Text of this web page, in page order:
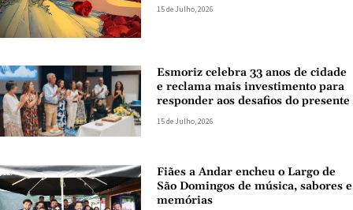
15 de Julho, 2026
Esmoriz celebra 33 anos de cidade
e reclama mais investimento para
responder aos desafios do presente
15 de Julho, 2026
Fiães a Andar encheu o Largo de
São Domingos de música, sabores e
memórias